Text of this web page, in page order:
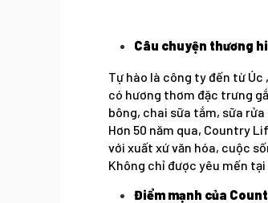
Câu chuyện thương
Tự hào là công ty đến từ
có hương thơm đặc trưng
bông, chai sữa tắm, sữa
Hơn 50 năm qua, Country
với xuất xứ văn hóa, cuộc
Không chỉ được yêu mến
Điểm mạnh của